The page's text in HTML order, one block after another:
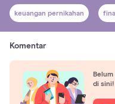
keuangan pernikahan
Komentar
di sini!